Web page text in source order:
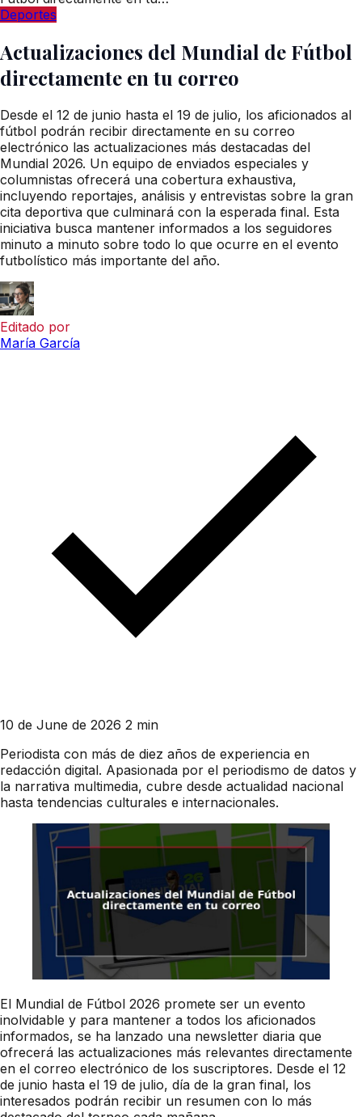
Deportes
Actualizaciones del Mundial de Fútbol
directamente en tu correo
Desde el 12 de junio hasta el 19 de julio, los aficionados al
fútbol podrán recibir directamente en su correo
electrónico las actualizaciones más destacadas del
Mundial 2026. Un equipo de enviados especiales y
columnistas ofrecerá una cobertura exhaustiva,
incluyendo reportajes, análisis y entrevistas sobre la gran
cita deportiva que culminará con la esperada final. Esta
iniciativa busca mantener informados a los seguidores
minuto a minuto sobre todo lo que ocurre en el evento
futbolístico más importante del año.
Editado por
María García
10 de June de 2026 2 min
Periodista con más de diez años de experiencia en
redacción digital. Apasionada por el periodismo de datos y
la narrativa multimedia, cubre desde actualidad nacional
hasta tendencias culturales e internacionales.
El Mundial de Fútbol 2026 promete ser un evento
inolvidable y para mantener a todos los aficionados
informados, se ha lanzado una newsletter diaria que
ofrecerá las actualizaciones más relevantes directamente
en el correo electrónico de los suscriptores. Desde el 12
de junio hasta el 19 de julio, día de la gran final, los
interesados podrán recibir un resumen con lo más